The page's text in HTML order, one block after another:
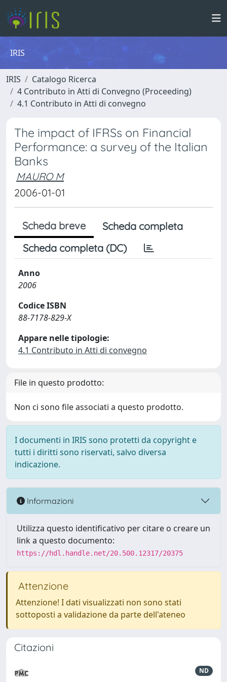
IRIS
IRIS
Catalogo Ricerca
4 Contributo in Atti di Convegno (Proceeding)
4.1 Contributo in Atti di convegno
The impact of IFRSs on Financial
Performance: a survey of the Italian
Banks
MAURO M
2006-01-01
Scheda breve
Scheda completa
Scheda completa (DC)
Anno
2006
Codice ISBN
88-7178-829-X
Appare nelle tipologie:
4.1 Contributo in Atti di convegno
File in questo prodotto:
Non ci sono file associati a questo prodotto.
I documenti in IRIS sono protetti da copyright e
tutti i diritti sono riservati, salvo diversa
indicazione.
Informazioni
Utilizza questo identificativo per citare o creare un
link a questo documento:
https://hdl.handle.net/20.500.12317/20375
Attenzione
Attenzione! I dati visualizzati non sono stati
sottoposti a validazione da parte dell'ateneo
Citazioni
ND